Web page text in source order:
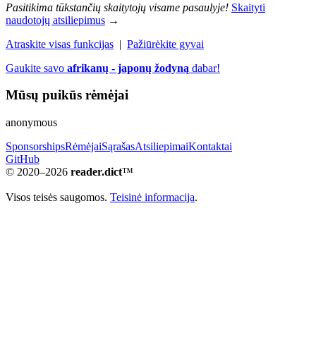
Pasitikima tūkstančių skaitytojų visame pasaulyje! Skaityti
naudotojų atsiliepimus →
Atraskite visas funkcijas | Pažiūrėkite gyvai
Gaukite savo afrikanų - japonų žodyną dabar!
Mūsų puikūs rėmėjai
anonymous
SponsorshipsRėmėjaiSąrašasAtsiliepimaiKontaktai
GitHub
© 2020–2026 reader.dict™
Visos teisės saugomos. Teisinė informacija.